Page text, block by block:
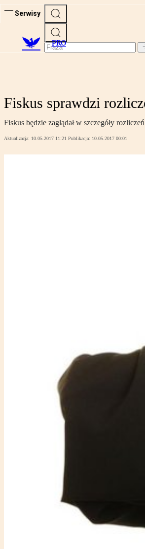
Serwisy
PRO
Fiskus sprawdzi
Fiskus będzie zaglądał w szczegóły
Aktualizacja: 10.05.2017 11:21 Publikacja: 10.05.2017 00:01